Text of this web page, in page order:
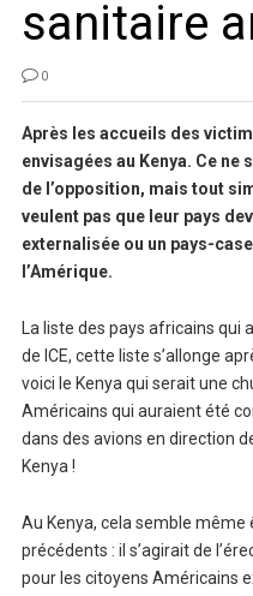
sanitaire
0
Après les accueils des
envisagées au Kenya. Ce ne
de l’opposition, mais tout
veulent pas que leur pays
externalisée ou un pays-
l’Amérique.
La liste des pays africains qui
de ICE, cette liste s’allonge
voici le Kenya qui serait une
Américains qui auraient été
dans des avions en direction
Kenya !
Au Kenya, cela semble
précédents : il s’agirait de
pour les citoyens Américains